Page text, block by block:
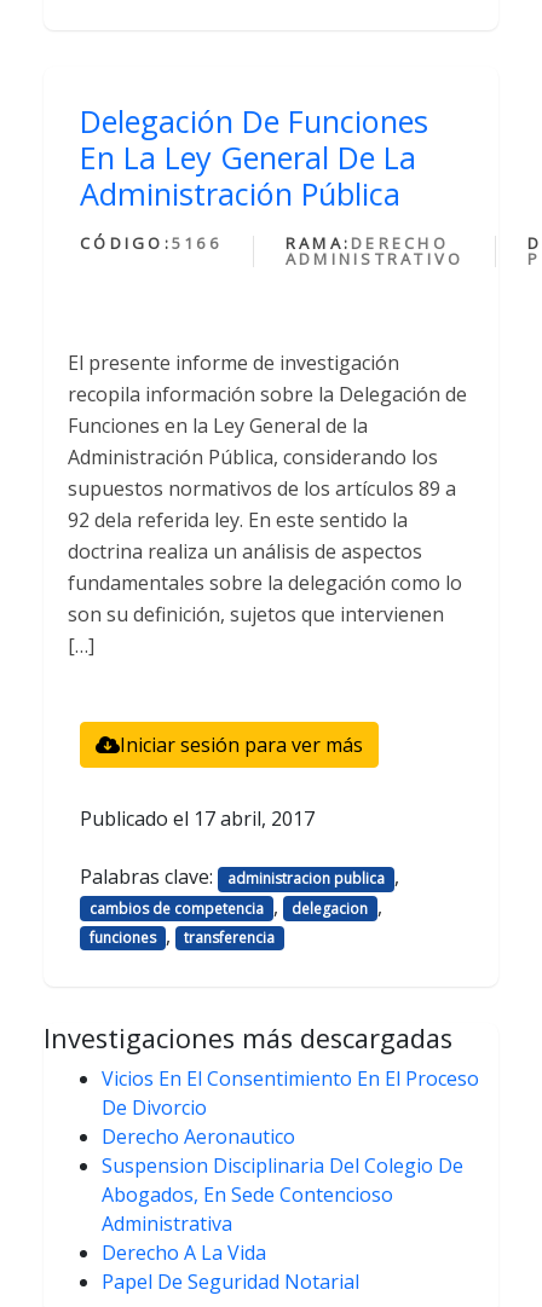
Delegación De Funciones
En La Ley General De La
Administración Pública
CÓDIGO:5166 RAMA: DERECHO
ADMINISTRATIVO
El presente informe de investigación
recopila información sobre la Delegación de
Funciones en la Ley General de la
Administración Pública, considerando los
supuestos normativos de los artículos 89 a
92 dela referida ley. En este sentido la
doctrina realiza un análisis de aspectos
fundamentales sobre la delegación como lo
son su definición, sujetos que intervienen
[…]
Iniciar sesión para ver más
Publicado el 17 abril, 2017
Palabras clave: administracion publica ,
cambios de competencia , delegacion ,
funciones , transferencia
Investigaciones más descargadas
Vicios En El Consentimiento En El Proceso
De Divorcio
Derecho Aeronautico
Suspension Disciplinaria Del Colegio De
Abogados, En Sede Contencioso
Administrativa
Derecho A La Vida
Papel De Seguridad Notarial